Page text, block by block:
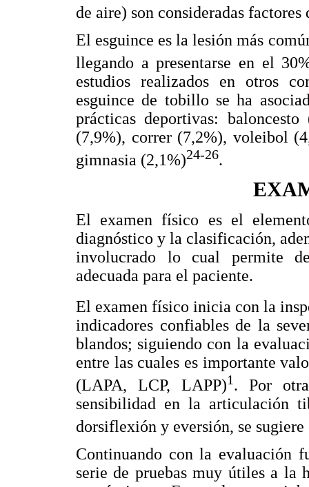
de aire) son consideradas factores
El esguince es la lesión más
llegando a presentarse en el
estudios realizados en otros
esguince de tobillo se ha
prácticas deportivas:
(7,9%), correr (7,2%), voleibol
gimnasia (2,1%)24-26.
El examen físico es el
diagnóstico y la clasificación,
involucrado lo cual permite
adecuada para el paciente.
El examen físico inicia con la
indicadores confiables de la
blandos; siguiendo con la
entre las cuales es importante
(LAPA, LCP, LAPP)1. Por
sensibilidad en la articulación
dorsiflexión y eversión, se sugiere
Continuando con la evaluación
serie de pruebas muy útiles a la